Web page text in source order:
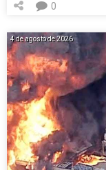
0
4 de agosto de 2026